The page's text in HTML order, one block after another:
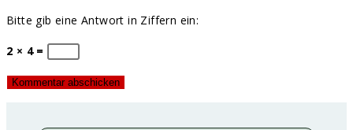
Bitte gib eine Antwort in Ziffern ein:
2 × 4 =